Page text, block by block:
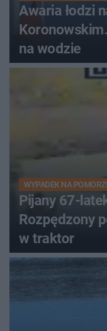
Awaria łodzi
na wodzie
WYPADEK NA
Pijany 67-
Rozpędzony
w traktor